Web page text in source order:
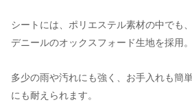
シートには、ポリエステル素材の中でも
デニールのオックスフォード生地を採用。
多少の雨や汚れにも強く、お手入れも簡
にも耐えられます。